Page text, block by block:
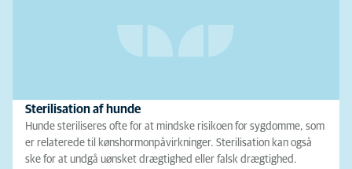
Sterilisation af hunde
Hunde steriliseres ofte for at mindske risikoen for sygdomme, som
er relaterede til kønshormonpåvirkninger. Sterilisation kan også
ske for at undgå uønsket drægtighed eller falsk drægtighed.